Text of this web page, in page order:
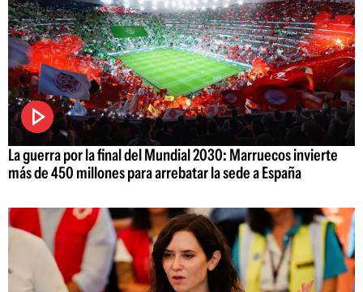
La guerra por la final del Mundial 2030: Marruecos invierte
más de 450 millones para arrebatar la sede a España